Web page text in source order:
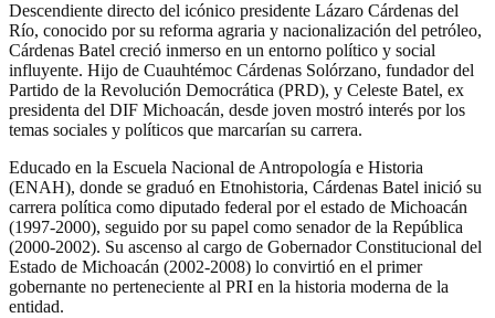
Descendiente directo del icónico presidente Lázaro Cárdenas del
Río, conocido por su reforma agraria y nacionalización del petróleo,
Cárdenas Batel creció inmerso en un entorno político y social
influyente. Hijo de Cuauhtémoc Cárdenas Solórzano, fundador del
Partido de la Revolución Democrática (PRD), y Celeste Batel, ex
presidenta del DIF Michoacán, desde joven mostró interés por los
temas sociales y políticos que marcarían su carrera.
Educado en la Escuela Nacional de Antropología e Historia
(ENAH), donde se graduó en Etnohistoria, Cárdenas Batel inició su
carrera política como diputado federal por el estado de Michoacán
(1997-2000), seguido por su papel como senador de la República
(2000-2002). Su ascenso al cargo de Gobernador Constitucional del
Estado de Michoacán (2002-2008) lo convirtió en el primer
gobernante no perteneciente al PRI en la historia moderna de la
entidad.